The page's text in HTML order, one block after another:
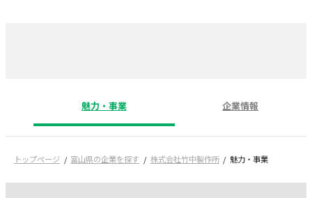
魅力・事業 企業情報
トップページ 富山県の企業を探す 株式会社竹中製作所 魅力・事業